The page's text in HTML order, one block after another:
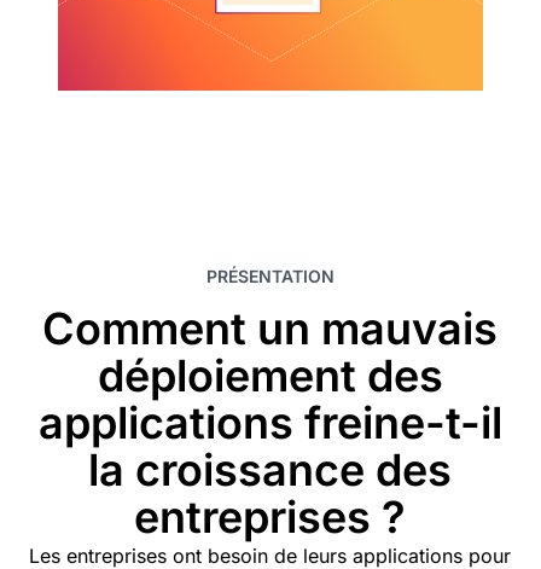
PRÉSENTATION
Comment un mauvais
déploiement des
applications freine-t-il
la croissance des
entreprises ?
Les entreprises ont besoin de leurs applications pour